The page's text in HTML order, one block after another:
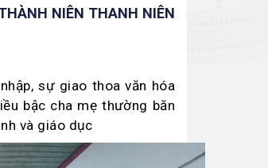
NIÊN THANH NIÊN
sự giao thoa văn hóa
bậc cha mẹ thường băn
và giáo dục